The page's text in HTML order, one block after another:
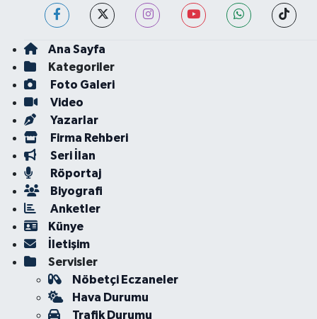
Ana Sayfa
Kategoriler
Foto Galeri
Video
Yazarlar
Firma Rehberi
Seri İlan
Röportaj
Biyografi
Anketler
Künye
İletişim
Servisler
Nöbetçi Eczaneler
Hava Durumu
Trafik Durumu